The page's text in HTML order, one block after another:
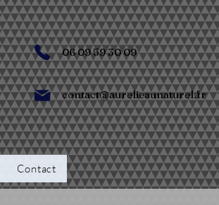
06 09 59 30 09
contact@aurelieaunaturel.fr
Contact